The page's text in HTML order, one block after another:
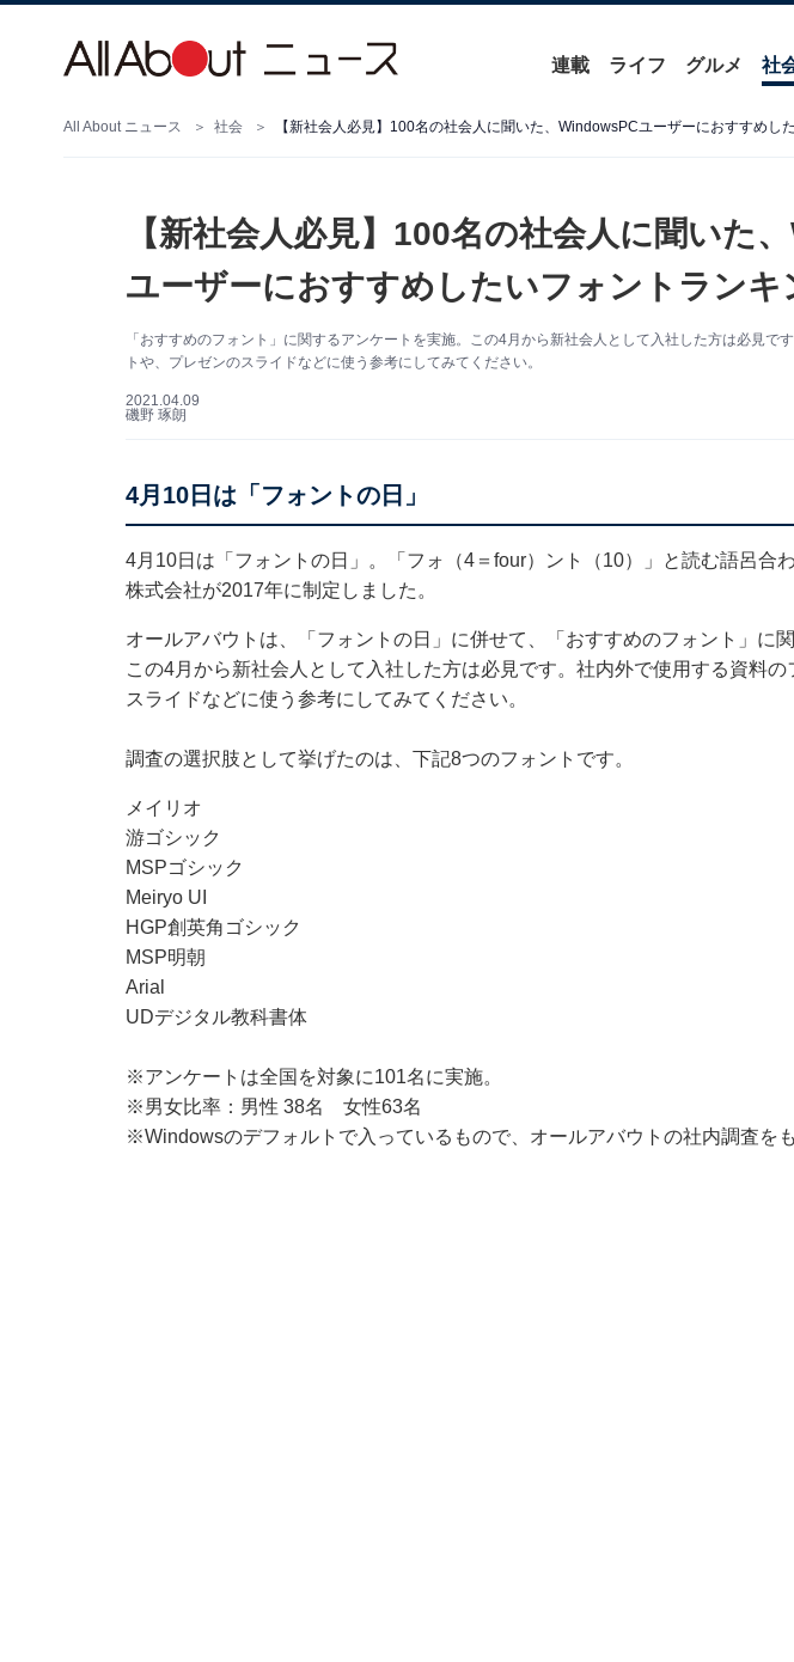
連載 ライフ グルメ 社
All About ニュース 社会
【新社会人必見】100名の社会人に聞いた
ユーザーにおすすめしたいフォントランキ
「おすすめのフォント」に関するアンケートを実施。この4月から新社会人として入社した方は必見で
トや、プレゼンのスライドなどに使う参考にしてみてください。
2021.04.09
磯野 琢朗
4月10日は「フォントの日」
4月10日は「フォントの日」。「フォ（4＝four）ント（10）」と読む語呂合
株式会社が2017年に制定しました。
オールアバウトは、「フォントの日」に併せて、「おすすめのフォント」に
この4月から新社会人として入社した方は必見です。社内外で使用する資料
スライドなどに使う参考にしてみてください。
調査の選択肢として挙げたのは、下記8つのフォントです。
メイリオ
游ゴシック
MSPゴシック
Meiryo UI
HGP創英角ゴシック
MSP明朝
Arial
UDデジタル教科書体
※アンケートは全国を対象に101名に実施。
※男女比率：男性 38名 女性63名
※Windowsのデフォルトで入っているもので、オールアバウトの社内調査を